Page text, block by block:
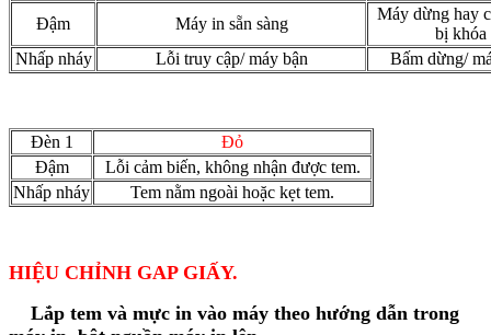
Đậm
Máy in sẵn sàng
Máy dừng hay
bị khóa
Nhấp nháy
Lỗi truy cập/ máy bận Bấm dừng/
Đèn 1
Đỏ
Đậm
Lỗi cảm biến, không nhận được tem.
Nhấp nháy
Tem nằm ngoài hoặc kẹt tem.
HIỆU CHỈNH GAP GIẤY.
Lắp tem và mực in vào máy theo hướng dẫn trong